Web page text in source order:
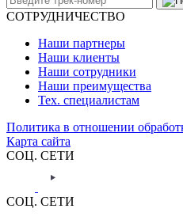
СОТРУДНИЧЕСТВО
Наши партнеры
Наши клиенты
Наши сотрудники
Наши преимущества
Тех. специалистам
Политика в отношении
Карта сайта
СОЦ. СЕТИ
СОЦ. СЕТИ